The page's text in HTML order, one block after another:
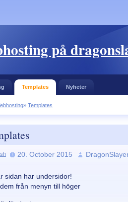
på
Templates Nyheter
» Templates
20. October 2015
sidan har undersidor!
från menyn till höger